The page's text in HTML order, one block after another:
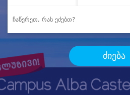
ძიება